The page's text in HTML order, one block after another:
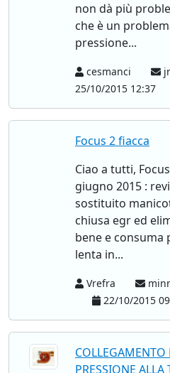
non dà più
che è un
pressione...
cesmanci
25/10/2015 12:37
Focus 2 fiacca
Ciao a tutti,
giugno 2015 :
sostituito
chiusa egr ed
bene e consuma
lenta in...
Vrefra
22/10/2015
PRESSIONE ALLA